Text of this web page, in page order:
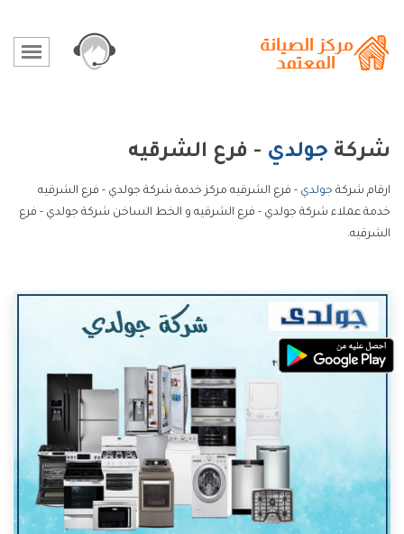
شركة جولدي - فرع الشرقيه
ارقام شركة جولدي - فرع الشرقيه مركز خدمة شركة جولدي - فرع الشرقيه
خدمة عملاء شركة جولدي - فرع الشرقيه و الخط الساخن شركة جولدي - فرع
الشرقيه.